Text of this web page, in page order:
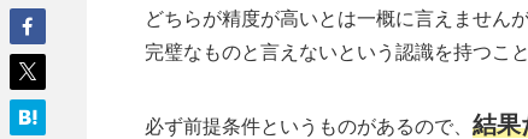
どちらが精度が高いとは一概に言えません
完璧なものと言えないという認識を持つこ
必ず前提条件というものがあるので、 結果